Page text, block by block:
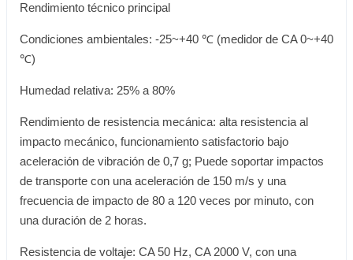
Rendimiento técnico principal
Condiciones ambientales: -25~+40 ℃ (medidor de CA 0~+40
℃)
Humedad relativa: 25% a 80%
Rendimiento de resistencia mecánica: alta resistencia al
impacto mecánico, funcionamiento satisfactorio bajo
aceleración de vibración de 0,7 g; Puede soportar impactos
de transporte con una aceleración de 150 m/s y una
frecuencia de impacto de 80 a 120 veces por minuto, con
una duración de 2 horas.
Resistencia de voltaje: CA 50 Hz, CA 2000 V, con una